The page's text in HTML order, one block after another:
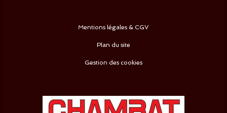
Mentions légales & CGV
Plan du site
Gestion des cookies